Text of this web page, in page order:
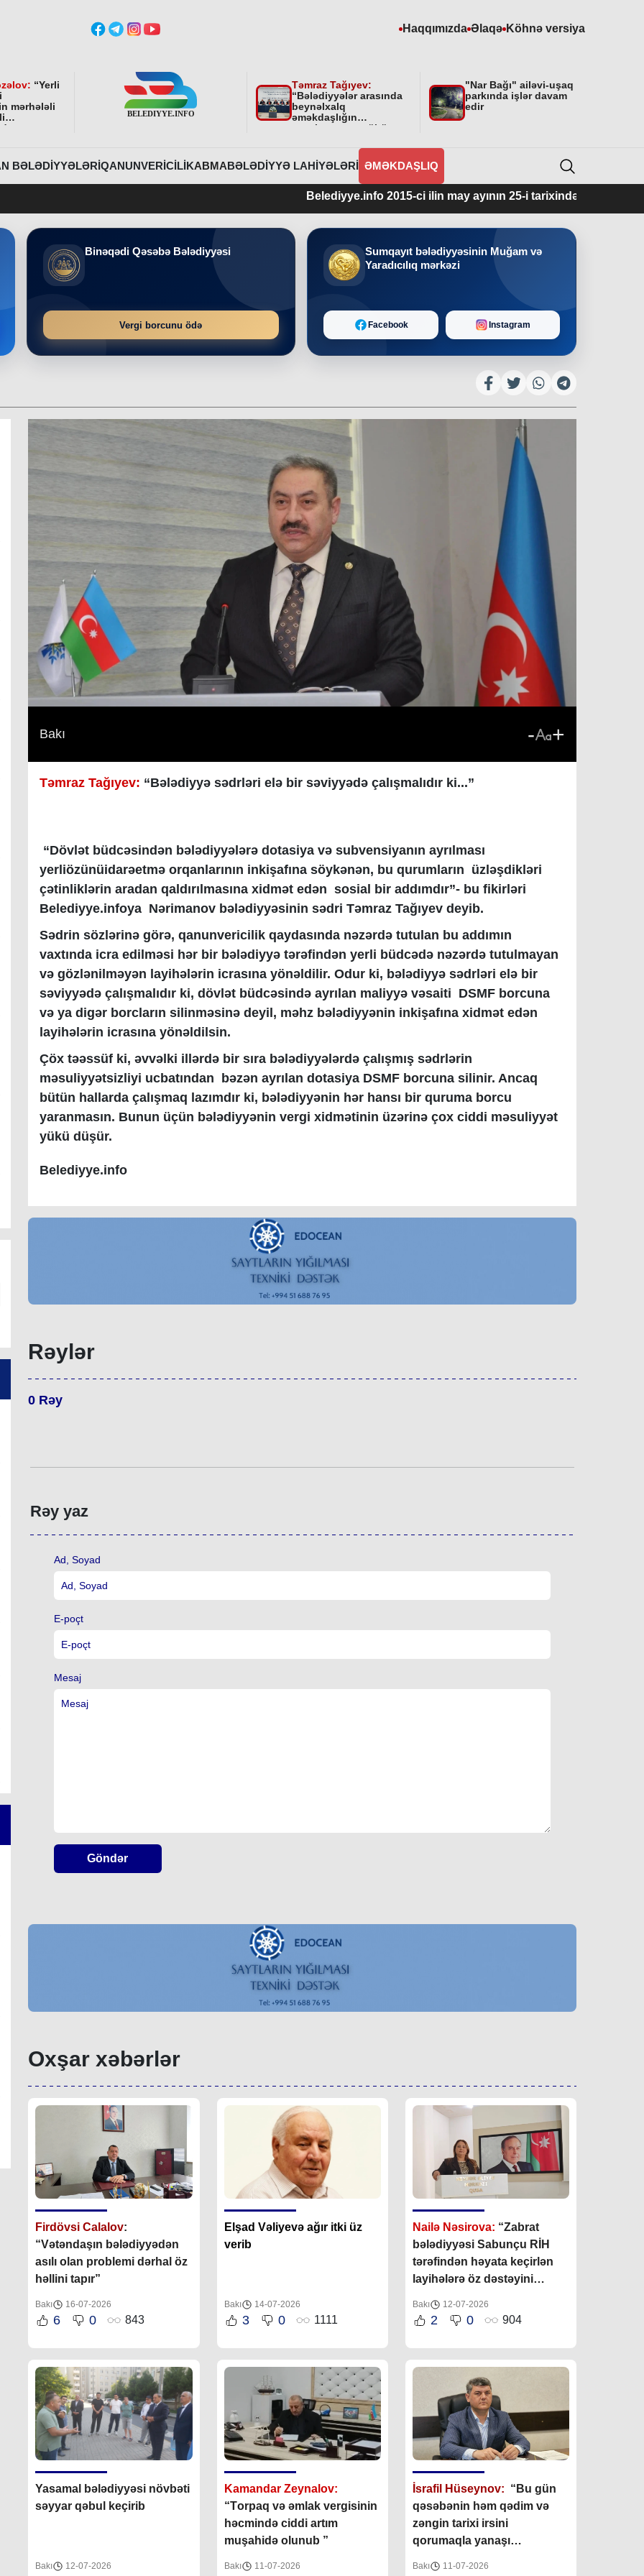
Haqqımızda Əlaqə Köhnə versiya
“Yerli
mərhələli
”
Təmraz Tağıyev:
“Bələdiyyələr arasında
beynəlxalq
əməkdaşlığın
qurulmasının mühüm
"Nar Bağı" ailəvi-uşaq
parkında işlər davam
edir
BƏLƏDIYYƏLƏRIQANUNVERICILIKABMABƏLƏDIYYƏ LAHIYƏLƏRI ƏMƏKDAŞLIQ
Belediyye.info 2015-ci ilin may ayının 25-i tarixindən fəaliyyətdədir.
Binəqədi Qəsəbə Bələdiyyəsi
Vergi borcunu ödə
Sumqayıt bələdiyyəsinin Muğam və
Yaradıcılıq mərkəzi
Facebook Instagram
Bakı - +
Təmraz Tağıyev: “Bələdiyyə sədrləri elə bir səviyyədə çalışmalıdır ki...”
“Dövlət büdcəsindən bələdiyyələrə dotasiya və subvensiyanın ayrılması
yerliözünüidarəetmə orqanlarının inkişafına söykənən, bu qurumların üzləşdikləri
çətinliklərin aradan qaldırılmasına xidmət edən sosial bir addımdır”- bu fikirləri
Belediyye.infoya Nərimanov bələdiyyəsinin sədri Təmraz Tağıyev deyib.
Sədrin sözlərinə görə, qanunvericilik qaydasında nəzərdə tutulan bu addımın
vaxtında icra edilməsi hər bir bələdiyyə tərəfindən yerli büdcədə nəzərdə tutulmayan
və gözlənilməyən layihələrin icrasına yönəldilir. Odur ki, bələdiyyə sədrləri elə bir
səviyyədə çalışmalıdır ki, dövlət büdcəsində ayrılan maliyyə vəsaiti DSMF borcuna
və ya digər borcların silinməsinə deyil, məhz bələdiyyənin inkişafına xidmət edən
layihələrin icrasına yönəldilsin.
Çöx təəssüf ki, əvvəlki illərdə bir sıra bələdiyyələrdə çalışmış sədrlərin
məsuliyyətsizliyi ucbatından bəzən ayrılan dotasiya DSMF borcuna silinir. Ancaq
bütün hallarda çalışmaq lazımdır ki, bələdiyyənin hər hansı bir quruma borcu
yaranmasın. Bunun üçün bələdiyyənin vergi xidmətinin üzərinə çox ciddi məsuliyyət
yükü düşür.
Belediyye.info
Rəylər
0 Rəy
Rəy yaz
Ad, Soyad
E-poçt
Mesaj
Göndər
Oxşar xəbərlər
Firdövsi Calalov:
“Vətəndaşın bələdiyyədən
asılı olan problemi dərhal öz
həllini tapır”
Bakı 16-07-2026
6 0 843
Elşad Vəliyevə ağır itki üz
verib
Bakı 14-07-2026
3 0 1111
Nailə Nəsirova: “Zabrat
bələdiyyəsi Sabunçu RİH
tərəfindən həyata keçirlən
layihələrə öz dəstəyini
Bakı 12-07-2026
2 0 904
Yasamal bələdiyyəsi növbəti
səyyar qəbul keçirib
Bakı 12-07-2026
Kamandar Zeynalov:
“Torpaq və əmlak vergisinin
həcmində ciddi artım
muşahidə olunub ”
Bakı 11-07-2026
İsrafil Hüseynov: “Bu gün
qəsəbənin həm qədim və
zəngin tarixi irsini
qorumaqla yanaşı
Bakı 11-07-2026